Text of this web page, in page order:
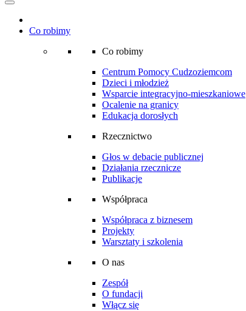
Co robimy
Co robimy
Centrum Pomocy Cudzoziemcom
Dzieci i młodzież
Wsparcie integracyjno-mieszkaniowe
Ocalenie na granicy
Edukacja dorosłych
Rzecznictwo
Głos w debacie publicznej
Działania rzecznicze
Publikacje
Współpraca
Współpraca z biznesem
Projekty
Warsztaty i szkolenia
O nas
Zespół
O fundacji
Włącz się